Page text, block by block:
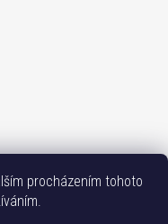
procházením tohoto